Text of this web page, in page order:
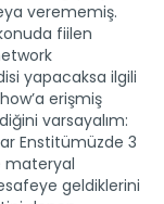
verememiş.
fiilen
yapacaksa ilgili
erişmiş
varsayalım:
Enstitümüzde 3
materyal
geldiklerini
için önemli...